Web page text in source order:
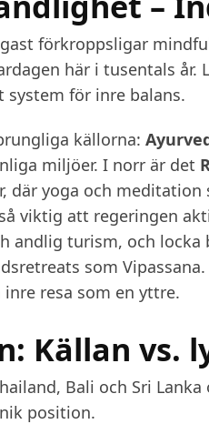
förkroppsligar
här i tusentals
för inre balans.
källorna:
miljöer. I norr är det
där yoga och
viktig att regeringen
andlig turism, och
som
resa som en yttre.
Källan vs.
Bali och Sri
position.